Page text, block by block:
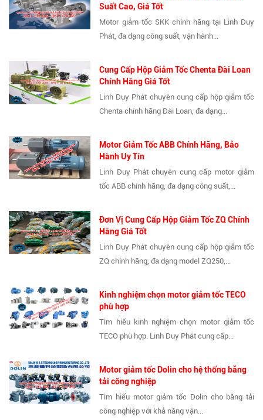
Suất Cao, Giá Tốt
Motor giảm tốc SKK chính hãng tại Linh Duy
Phát, đa dạng công suất, vận hành...
Cung Cấp Hộp Giảm Tốc Chenta Đài Loan
Chính Hãng Giá Tốt
Linh Duy Phát chuyên cung cấp hộp giảm tốc
Chenta chính hãng Đài Loan, đa dạng...
Motor Giảm Tốc ABB Chính Hãng, Bảo
Hành Uy Tín
Linh Duy Phát chuyên cung cấp motor giảm
tốc ABB chính hãng, đa dạng công suất,...
Đơn Vị Cung Cấp Hộp Giảm Tốc ZQ Chính
Hãng Giá Tốt
Linh Duy Phát chuyên cung cấp hộp giảm tốc
ZQ chính hãng, đa dạng model ZQ250,...
Kinh nghiệm chọn motor giảm tốc TECO
phù hợp
Tìm hiểu kinh nghiệm chọn motor giảm tốc
TECO phù hợp. Linh Duy Phát cung cấp...
Motor giảm tốc Dolin cho hệ thống băng
tải công nghiệp
Tìm hiểu motor giảm tốc Dolin cho băng tải
công nghiệp với khả năng vận...